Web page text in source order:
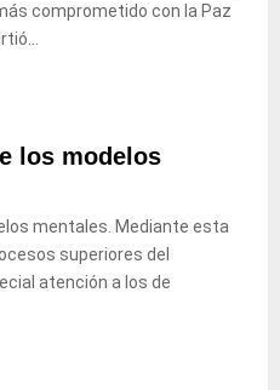
comprometido con la Paz
los modelos
mentales. Mediante esta
superiores del
atención a los de